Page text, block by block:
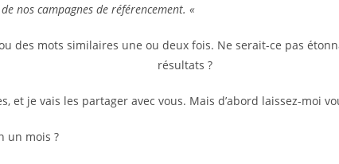
nos campagnes de référencement. «
des mots similaires une ou deux fois. Ne serait-ce pas
résultats ?
et je vais les partager avec vous. Mais d’abord laissez-moi
un mois ?